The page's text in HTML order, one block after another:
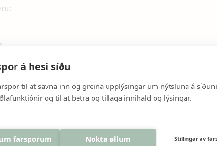
sum fyrilestur og kjak. Eisini verða uppgávu- og
á hesi síðu
til at savna inn og greina upplýsingar um nýtsluna á
og til at betra og tillaga innihald og lýsingar.
farsporum Nokta øllum Stillingar av